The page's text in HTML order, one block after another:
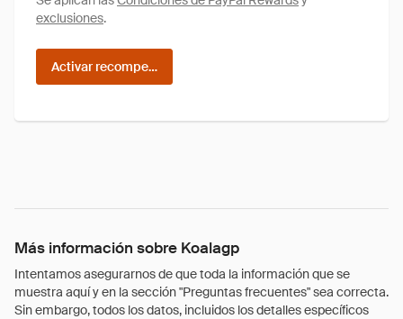
exclusiones.
Activar recompensas
Más información sobre Koalagp
Intentamos asegurarnos de que toda la información que se
muestra aquí y en la sección "Preguntas frecuentes" sea correcta.
Sin embargo, todos los datos, incluidos los detalles específicos